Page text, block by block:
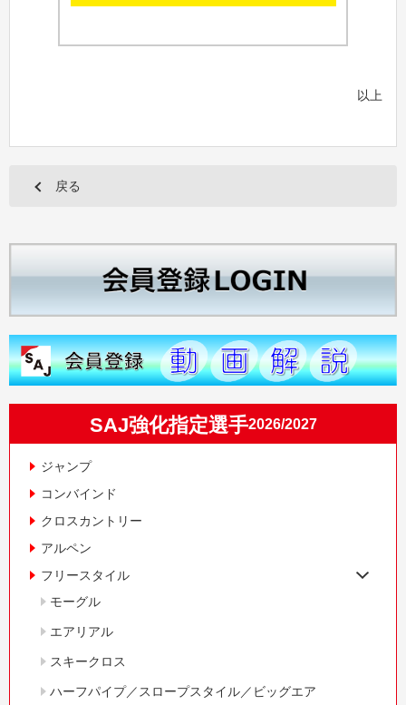
以上
戻る
SAJ強化指定選手2026/2027
ジャンプ
コンバインド
クロスカントリー
アルペン
フリースタイル
モーグル
エアリアル
スキークロス
ハーフパイプ／スロープスタイル／ビッグエア